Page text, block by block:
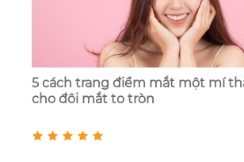
5 cách trang điểm mắt một mí
cho đôi mắt to tròn